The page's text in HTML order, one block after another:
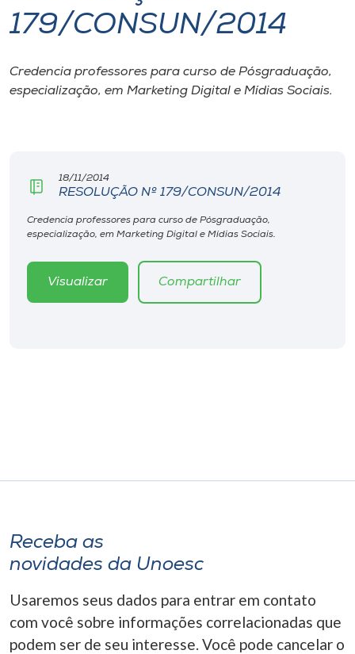
I.nova
Diplomados
CPA
Biblioteca
Editora
A-
179/CONSUN/2014
Credencia professores para curso de Pósgraduação,
especialização, em Marketing Digital e Mídias Sociais.
18/11/2014
RESOLUÇÃO Nº 179/CONSUN/2014
Credencia professores para curso de Pósgraduação,
especialização, em Marketing Digital e Mídias Sociais.
Visualizar Compartilhar
Receba as
novidades da Unoesc
Usaremos seus dados para entrar em contato
com você sobre informações correlacionadas que
podem ser de seu interesse. Você pode cancelar o